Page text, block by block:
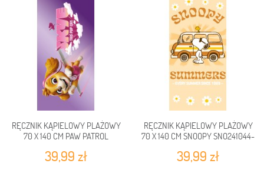
RĘCZNIK KĄPIELOWY PLAŻOWY
70 X 140 CM PAW PATROL
39,99 zł
RĘCZNIK KĄPIELOWY PLAŻOWY
70 X 140 CM SNOOPY SNO241044-
39,99 zł